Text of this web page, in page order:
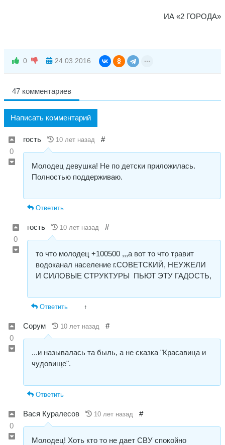
ИА «2 ГОРОДА»
0 24.03.2016
47 комментариев
Написать комментарий
0
гость 10 лет назад #
Молодец девушка! Не по детски приложилась.
Полностью поддерживаю.
Ответить
0
гость 10 лет назад #
то что молодец +100500 ,,,а вот то что травит
водоканал население г.СОВЕТСКИЙ, НЕУЖЕЛИ
И СИЛОВЫЕ СТРУКТУРЫ ПЬЮТ ЭТУ ГАДОСТЬ,
Ответить ↑
0
Сорум 10 лет назад #
...и называлась та быль, а не сказка "Красавица и
чудовище".
Ответить
0
Вася Куралесов 10 лет назад #
Молодец! Хоть кто то не дает СВУ спокойно